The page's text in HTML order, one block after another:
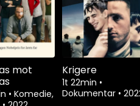
mot
• Komedie,
Krigere
1t 22min •
Dokumentar •